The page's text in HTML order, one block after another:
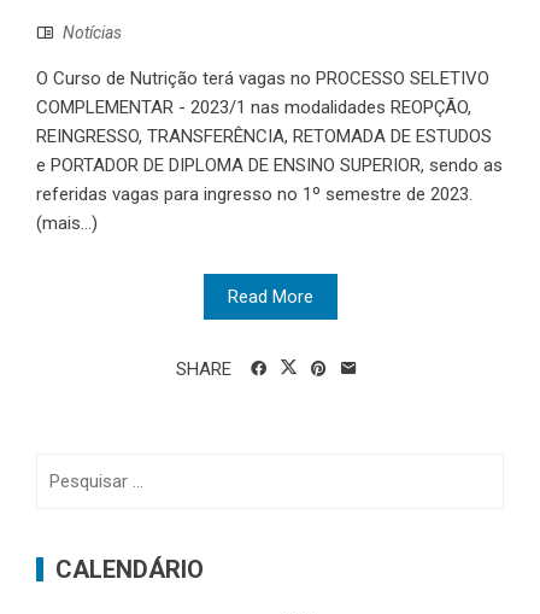
Notícias
O Curso de Nutrição terá vagas no PROCESSO SELETIVO
COMPLEMENTAR - 2023/1 nas modalidades REOPÇÃO,
REINGRESSO, TRANSFERÊNCIA, RETOMADA DE ESTUDOS
e PORTADOR DE DIPLOMA DE ENSINO SUPERIOR, sendo as
referidas vagas para ingresso no 1º semestre de 2023.
(mais…)
Read More
SHARE
CALENDÁRIO